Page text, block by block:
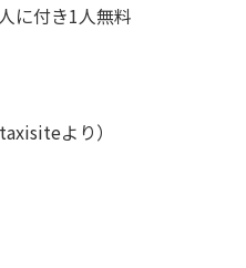
付き1人無料
より）